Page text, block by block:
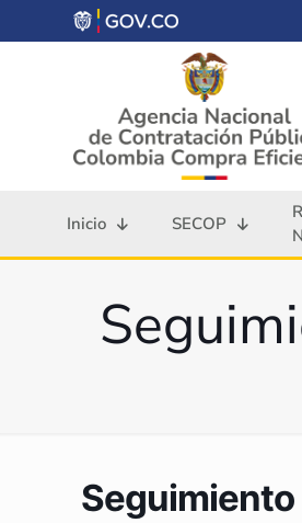
Inicio SECOP
Seguimiento